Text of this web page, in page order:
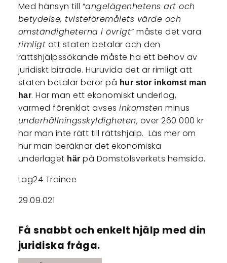
Med hänsyn till “angelägenhetens art och
betydelse, tvisteföremålets värde och
omständigheterna i övrigt”måste det vara
rimligt att staten betalar och den
rättshjälpssökande måste ha ett behov av
juridiskt biträde. Huruvida det är rimligt att
staten betalar beror på hur stor inkomst man
har. Har man ett ekonomiskt underlag,
varmed förenklat avsesinkomsten minus
underhållningsskyldigheten, över 260 000 kr
har man inte rätt till rättshjälp. Läs mer om
hur man beräknar det ekonomiska
underlaget här på Domstolsverkets hemsida.
Lag24 Trainee
29.09.021
Få snabbt och enkelt hjälp med din
juridiska fråga.